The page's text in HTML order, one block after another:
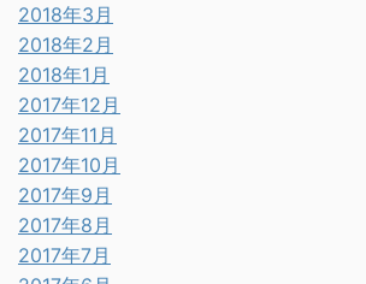
2018年3月
2018年2月
2018年1月
2017年12月
2017年11月
2017年10月
2017年9月
2017年8月
2017年7月